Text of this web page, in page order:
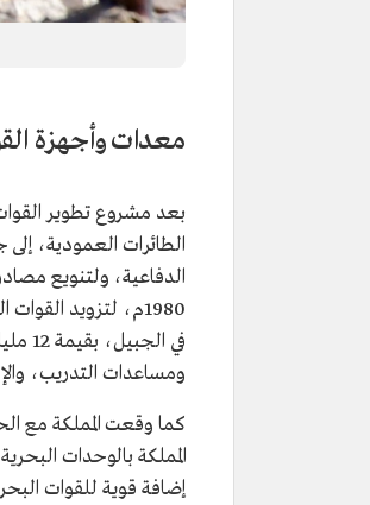
معدات وأجهزة
بعد مشروع تطوير
الطائرات العمودية،
1980م، لتزويد
ومساعدات التدريب،
إضافة قوية للقوات